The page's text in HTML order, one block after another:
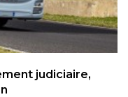
judiciaire,